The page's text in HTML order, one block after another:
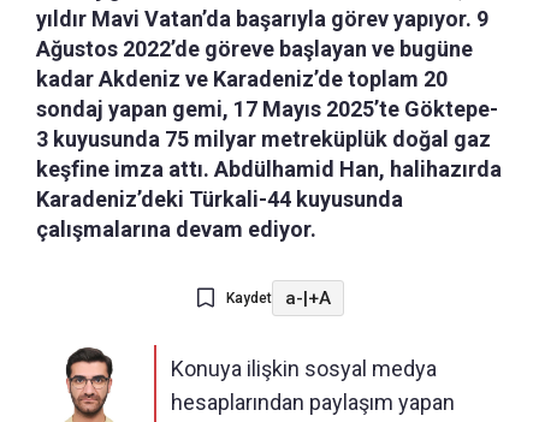
yıldır Mavi Vatan’da başarıyla görev yapıyor. 9
Ağustos 2022’de göreve başlayan ve bugüne
kadar Akdeniz ve Karadeniz’de toplam 20
sondaj yapan gemi, 17 Mayıs 2025’te Göktepe-
3 kuyusunda 75 milyar metreküplük doğal gaz
keşfine imza attı. Abdülhamid Han, halihazırda
Karadeniz’deki Türkali-44 kuyusunda
çalışmalarına devam ediyor.
Kaydet a-|+A
Konuya ilişkin sosyal medya
hesaplarından paylaşım yapan